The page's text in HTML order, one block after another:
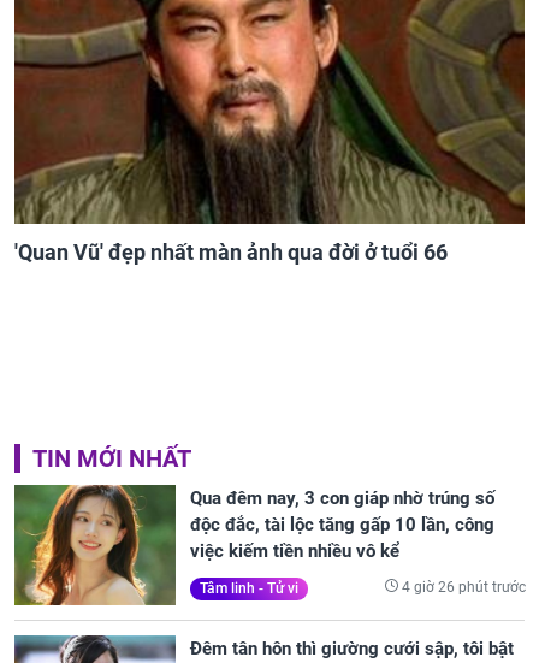
'Quan Vũ' đẹp nhất màn ảnh qua đời ở tuổi 66
TIN MỚI NHẤT
Qua đêm nay, 3 con giáp nhờ trúng số
độc đắc, tài lộc tăng gấp 10 lần, công
việc kiếm tiền nhiều vô kể
Tâm linh - Tử vi 4 giờ 26 phút trước
Đêm tân hôn thì giường cưới sập, tôi bật